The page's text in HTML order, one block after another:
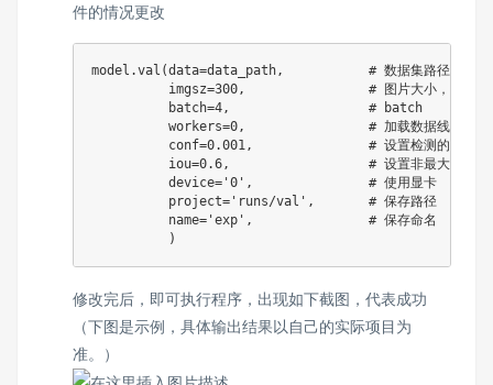
件的情况更改
model .val (data=data_path ,
# 数据集路径
          imgsz
=300 ,
# 图片大小，要和训
          batch
=4 ,
# batch
          workers
=0 ,
# 加载数据线程数
          conf
=0.001 ,
# 设置检测的最小置
          iou
=0.6 ,
# 设置非最大抑制
          device
= '0' ,
# 使用显卡
          project
= 'runs/val' ,
# 保存路径
          name
= 'exp' ,
# 保存命名
)
修改完后，即可执行程序，出现如下截图，代表成功
（下图是示例，具体输出结果以自己的实际项目为
准。）